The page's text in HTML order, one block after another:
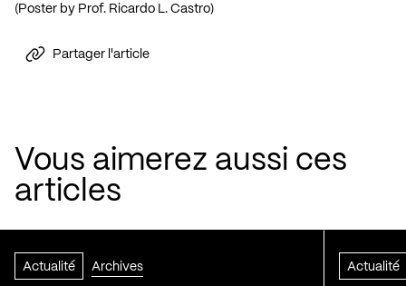
(Poster by Prof. Ricardo L. Castro)
Partager l'article
Vous aimerez aussi ces
articles
Actualité Archives Actualité